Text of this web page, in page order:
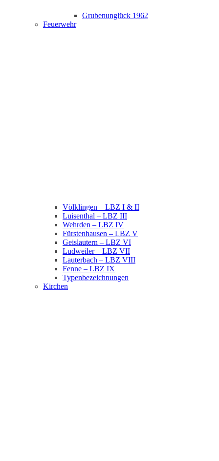
Grubenunglück 1962
Feuerwehr
Völklingen – LBZ I & II
Luisenthal – LBZ III
Wehrden – LBZ IV
Fürstenhausen – LBZ V
Geislautern – LBZ VI
Ludweiler – LBZ VII
Lauterbach – LBZ VIII
Fenne – LBZ IX
Typenbezeichnungen
Kirchen